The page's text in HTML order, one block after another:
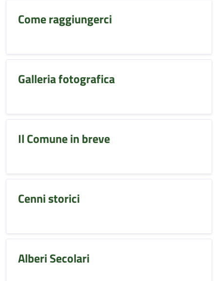
Come raggiungerci
Galleria fotografica
Il Comune in breve
Cenni storici
Alberi Secolari